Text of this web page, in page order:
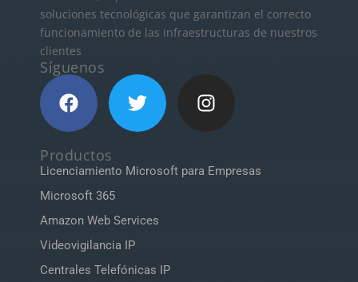
Como...
soluciones tecnológicas que garantizan el correcto
funcionamiento de las infraestructuras de nuestros
clientes
Síguenos
Productos
Licenciamiento Microsoft para Empresas
Microsoft 365
Amazon Web Services
Videovigilancia IP
Centrales Telefónicas IP